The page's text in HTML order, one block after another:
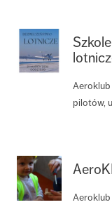
Aeroklub
pilotów,
Aeroklub